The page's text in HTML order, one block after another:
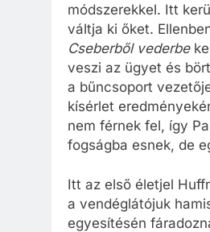
módszerekkel. Itt
váltja ki őket.
Cseberből vederbe
veszi az ügyet és
a bűncsoport
kísérlet
nem férnek fel, így
fogságba esnek, de
Itt az első életjel
a vendéglátójuk
egyesítésén